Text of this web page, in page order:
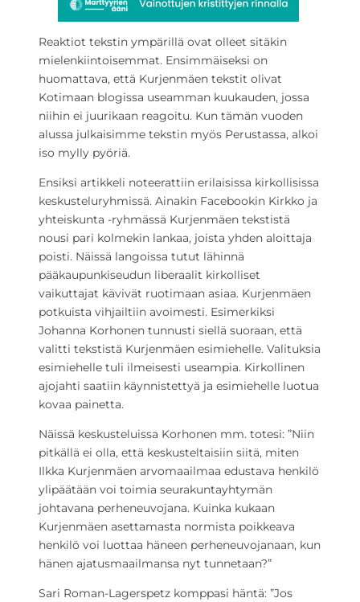
Reaktiot tekstin ympärillä ovat olleet sitäkin
mielenkiintoisemmat. Ensimmäiseksi on
huomattava, että Kurjenmäen tekstit olivat
Kotimaan blogissa useamman kuukauden, jossa
niihin ei juurikaan reagoitu. Kun tämän vuoden
alussa julkaisimme tekstin myös Perustassa, alkoi
iso mylly pyöriä.
Ensiksi artikkeli noteerattiin erilaisissa kirkollisissa
keskusteluryhmissä. Ainakin Facebookin Kirkko ja
yhteiskunta -ryhmässä Kurjenmäen tekstistä
nousi pari kolmekin lankaa, joista yhden aloittaja
poisti. Näissä langoissa tutut lähinnä
pääkaupunkiseudun liberaalit kirkolliset
vaikuttajat kävivät ruotimaan asiaa. Kurjenmäen
potkuista vihjailtiin avoimesti. Esimerkiksi
Johanna Korhonen tunnusti siellä suoraan, että
valitti tekstistä Kurjenmäen esimiehelle. Valituksia
esimiehelle tuli ilmeisesti useampia. Kirkollinen
ajojahti saatiin käynnistettyä ja esimiehelle luotua
kovaa painetta.
Näissä keskusteluissa Korhonen mm. totesi: ”Niin
pitkällä ei olla, että keskusteltaisiin siitä, miten
Ilkka Kurjenmäen arvomaailmaa edustava henkilö
ylipäätään voi toimia seurakuntayhtymän
johtavana perheneuvojana. Kuinka kukaan
Kurjenmäen asettamasta normista poikkeava
henkilö voi luottaa häneen perheneuvojanaan, kun
hänen ajatusmaailmansa nyt tunnetaan?”
Sari Roman-Lagerspetz komppasi häntä: ”Jos